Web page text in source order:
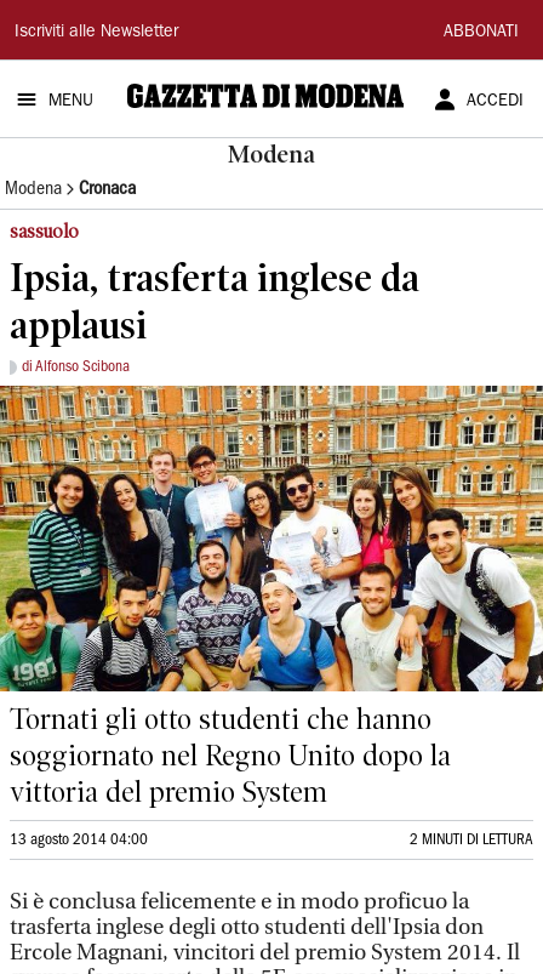
Gazzetta
di
Modena
Iscriviti alle Newsletter ABBONATI
MENU ACCEDI
Modena
Modena Cronaca
sassuolo
Ipsia, trasferta inglese da
applausi
di Alfonso Scibona
Tornati gli otto studenti che hanno
soggiornato nel Regno Unito dopo la
vittoria del premio System
13 agosto 2014 04:00 2 MINUTI DI LETTURA
Si è conclusa felicemente e in modo proficuo la
trasferta inglese degli otto studenti dell'Ipsia don
Ercole Magnani, vincitori del premio System 2014. Il